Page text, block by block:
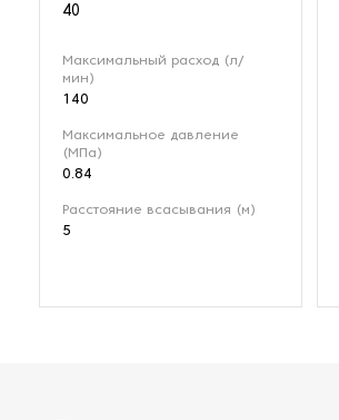
40
Максимальный расход (л/
мин)
140
Максимальное давление
(МПа)
0.84
Расстояние всасывания (м)
5